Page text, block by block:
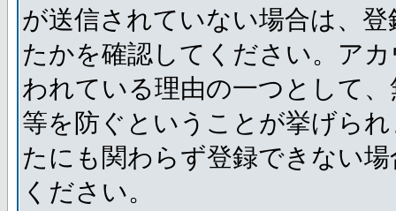
が送信されていない場合は、
たかを確認してください。ア
われている理由の一つとして
等を防ぐということが挙げら
たにも関わらず登録できない
ください。